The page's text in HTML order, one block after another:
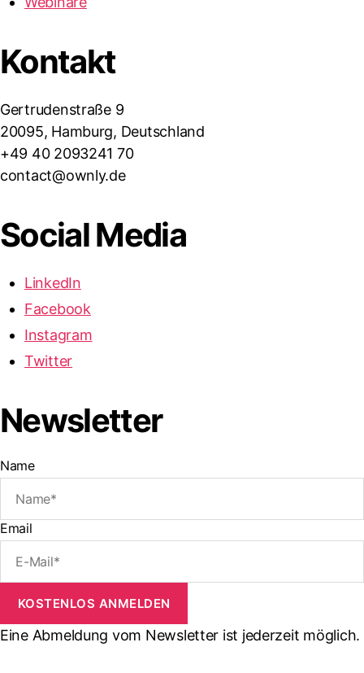
Kontakt
Gertrudenstraße 9
20095, Hamburg, Deutschland
+49 40 2093241 70
contact@ownly.de
Social Media
LinkedIn
Facebook
Instagram
Twitter
Newsletter
Name
Email
KOSTENLOS ANMELDEN
Eine Abmeldung vom Newsletter ist jederzeit möglich.